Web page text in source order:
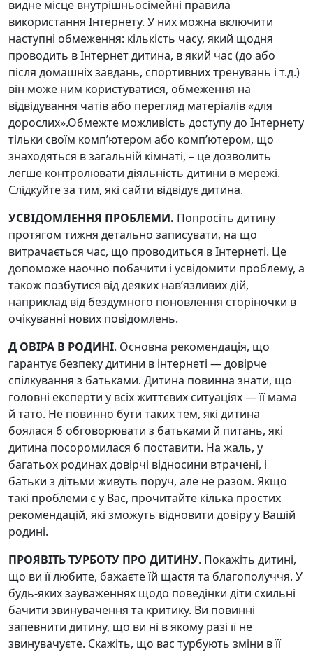
видне місце внутрішньосімейні правила
використання Інтернету. У них можна включити
наступні обмеження: кількість часу, який щодня
проводить в Інтернет дитина, в який час (до або
після домашніх завдань, спортивних тренувань і т.д.)
він може ним користуватися, обмеження на
відвідування чатів або перегляд матеріалів «для
дорослих».Обмежте можливість доступу до Інтернету
тільки своїм комп’ютером або комп’ютером, що
знаходяться в загальній кімнаті, – це дозволить
легше контролювати діяльність дитини в мережі.
Слідкуйте за тим, які сайти відвідує дитина.
УСВІДОМЛЕННЯ ПРОБЛЕМИ. Попросіть дитину
протягом тижня детально записувати, на що
витрачається час, що проводиться в Інтернеті. Це
допоможе наочно побачити і усвідомити проблему, а
також позбутися від деяких нав’язливих дій,
наприклад від бездумного поновлення сторіночки в
очікуванні нових повідомлень.
Д ОВІРА В РОДИНІ. Основна рекомендація, що
гарантує безпеку дитини в інтернеті — довірче
спілкування з батьками. Дитина повинна знати, що
головні експерти у всіх життєвих ситуаціях — її мама
й тато. Не повинно бути таких тем, які дитина
боялася б обговорювати з батьками й питань, які
дитина посоромилася б поставити. На жаль, у
багатьох родинах довірчі відносини втрачені, і
батьки з дітьми живуть поруч, але не разом. Якщо
такі проблеми є у Вас, прочитайте кілька простих
рекомендацій, які зможуть відновити довіру у Вашій
родині.
ПРОЯВІТЬ ТУРБОТУ ПРО ДИТИНУ. Покажіть дитині,
що ви її любите, бажаєте їй щастя та благополуччя. У
будь-яких зауваженнях щодо поведінки діти схильні
бачити звинувачення та критику. Ви повинні
запевнити дитину, що ви ні в якому разі її не
звинувачуєте. Скажіть, що вас турбують зміни в її